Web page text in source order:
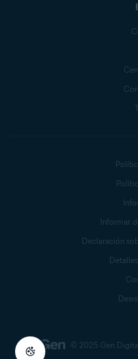
© 2025 Gen
Informar
Declaración